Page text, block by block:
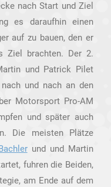
nach Start und Ziel
es daraufhin einen
auf zu bauen, den er
Ziel brachten. Der 2.
und Patrick Pilet
und nach an den
Motorsport Pro-AM
und später auch
Die meisten Plätze
und und Martin
fuhren die Beiden,
am Ende auf dem